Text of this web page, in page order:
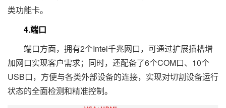
类功能卡。
4.端口
端口方面，拥有2个Intel千兆网口，可通过扩展插槽增
加网口实现客户需求；同时，还配备了6个COM口、10个
USB口，方便与各类外部设备的连接，实现对切割设备运行
状态的全面检测和精准控制。